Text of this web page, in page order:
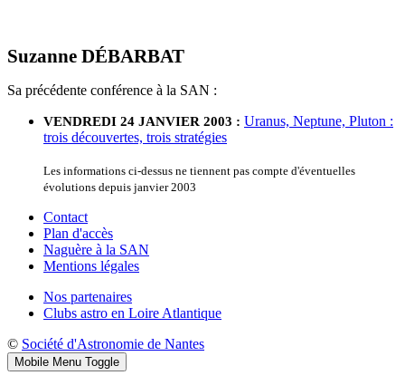
Suzanne DÉBARBAT
Sa précédente conférence à la SAN :
VENDREDI 24 JANVIER 2003 : Uranus, Neptune, Pluton :
trois découvertes, trois stratégies
Les informations ci-dessus ne tiennent pas compte d'éventuelles
évolutions depuis janvier 2003
Contact
Plan d'accès
Naguère à la SAN
Mentions légales
Nos partenaires
Clubs astro en Loire Atlantique
© Société d'Astronomie de Nantes
Mobile Menu Toggle